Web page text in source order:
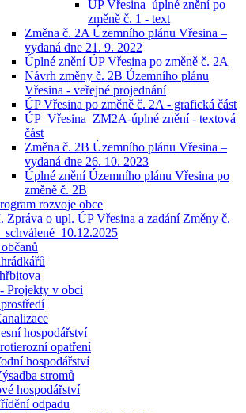
ÚP Vřesina_úplné znění po
změně č. 1 - text
Změna č. 2A Územního plánu Vřesina –
vydaná dne 21. 9. 2022
Úplné znění ÚP Vřesina po změně č. 2A
Návrh změny č. 2B Územního plánu
Vřesina - veřejné projednání
ÚP Vřesina po změně č. 2A - grafická část
ÚP_Vřesina_ZM2A-úplné znění - textová
část
Změna č. 2B Územního plánu Vřesina –
vydaná dne 26. 10. 2023
Úplné znění Územního plánu Vřesina po
změně č. 2B
rozvoje obce
Zpráva o upl. ÚP Vřesina a zadání Změny č.
Projekty v obci
hospodářství
opatření
hospodářství
stromů
hospodářství
odpadu